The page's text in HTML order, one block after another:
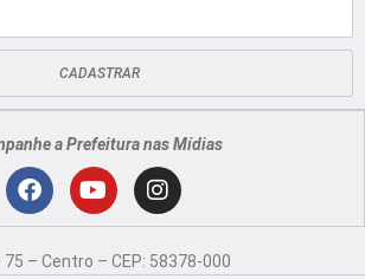
CADASTRAR
a Prefeitura nas Mídias
F
c
Y
u
I
n
s
75 – Centro – CEP: 58378-000